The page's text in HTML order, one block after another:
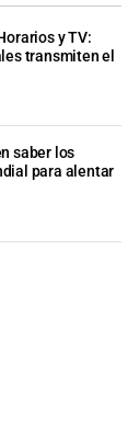
y TV:
transmiten el
saber los
para alentar